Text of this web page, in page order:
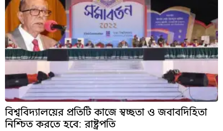
বিশ্ববিদ্যালয়ের প্রতিটি কাজে স্বচ্ছতা ও জবাবদিহিতা
নিশ্চিত করতে হবে: রাষ্ট্রপতি